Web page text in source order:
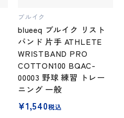
ブルイク
blueeq ブルイク リスト
バンド 片手 ATHLETE
WRISTBAND PRO
COTTON100 BQAC-
00003 野球 練習 トレー
ニング 一般
¥1,540税込